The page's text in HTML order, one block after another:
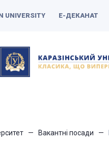
UNIVERSITY Е-ДЕКАНАТ
Вакантні посади